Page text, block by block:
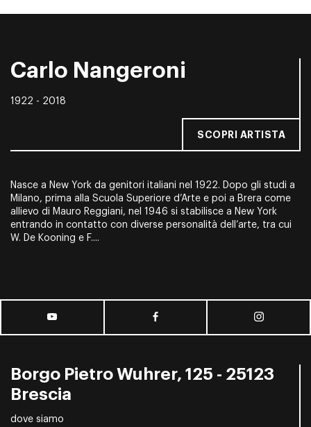
Carlo Nangeroni
1922 - 2018
SCOPRI ARTISTA
Nasce a New York da genitori italiani nel 1922. Dopo gli studi a
Milano, prima alla Scuola Superiore d’Arte e poi a Brera come
allievo di Mauro Reggiani, nel 1946 si stabilisce a New York
entrando in contatto con diverse personalità dell’arte, tra cui
W. De Kooning e F....
Borgo Pietro Wuhrer, 125 - 25123
Brescia
dove siamo